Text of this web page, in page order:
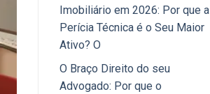
Imobiliário em 2026: Por que a
Perícia Técnica é o Seu Maior
Ativo? O
O Braço Direito do seu
Advogado: Por que o